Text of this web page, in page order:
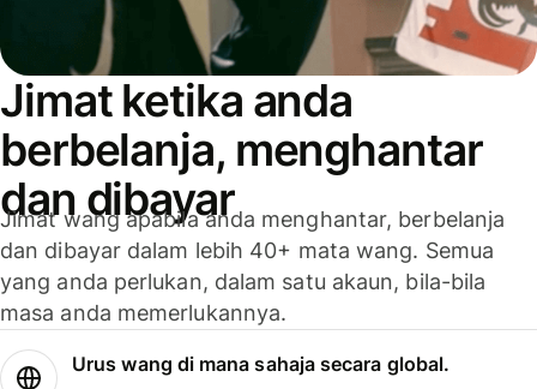
Jimat ketika anda
berbelanja, menghantar
dan dibayar
Jimat wang apabila anda menghantar, berbelanja
dan dibayar dalam lebih 40+ mata wang. Semua
yang anda perlukan, dalam satu akaun, bila-bila
masa anda memerlukannya.
Urus wang di mana sahaja secara global.